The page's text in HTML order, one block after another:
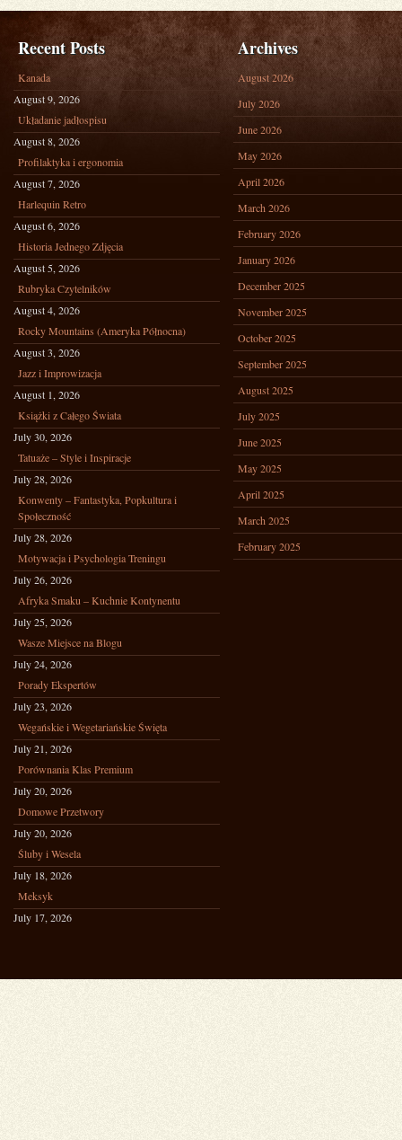
Recent Posts
Kanada
August 9, 2026
Układanie jadłospisu
August 8, 2026
Profilaktyka i ergonomia
August 7, 2026
Harlequin Retro
August 6, 2026
Historia Jednego Zdjęcia
August 5, 2026
Rubryka Czytelników
August 4, 2026
Rocky Mountains (Ameryka Północna)
August 3, 2026
Jazz i Improwizacja
August 1, 2026
Książki z Całego Świata
July 30, 2026
Tatuaże – Style i Inspiracje
July 28, 2026
Konwenty – Fantastyka, Popkultura i
Społeczność
July 28, 2026
Motywacja i Psychologia Treningu
July 26, 2026
Afryka Smaku – Kuchnie Kontynentu
July 25, 2026
Wasze Miejsce na Blogu
July 24, 2026
Porady Ekspertów
July 23, 2026
Wegańskie i Wegetariańskie Święta
July 21, 2026
Porównania Klas Premium
July 20, 2026
Domowe Przetwory
July 20, 2026
Śluby i Wesela
July 18, 2026
Meksyk
July 17, 2026
Archives
August 2026
July 2026
June 2026
May 2026
April 2026
March 2026
February 2026
January 2026
December 2025
November 2025
October 2025
September 2025
August 2025
July 2025
June 2025
May 2025
April 2025
March 2025
February 2025